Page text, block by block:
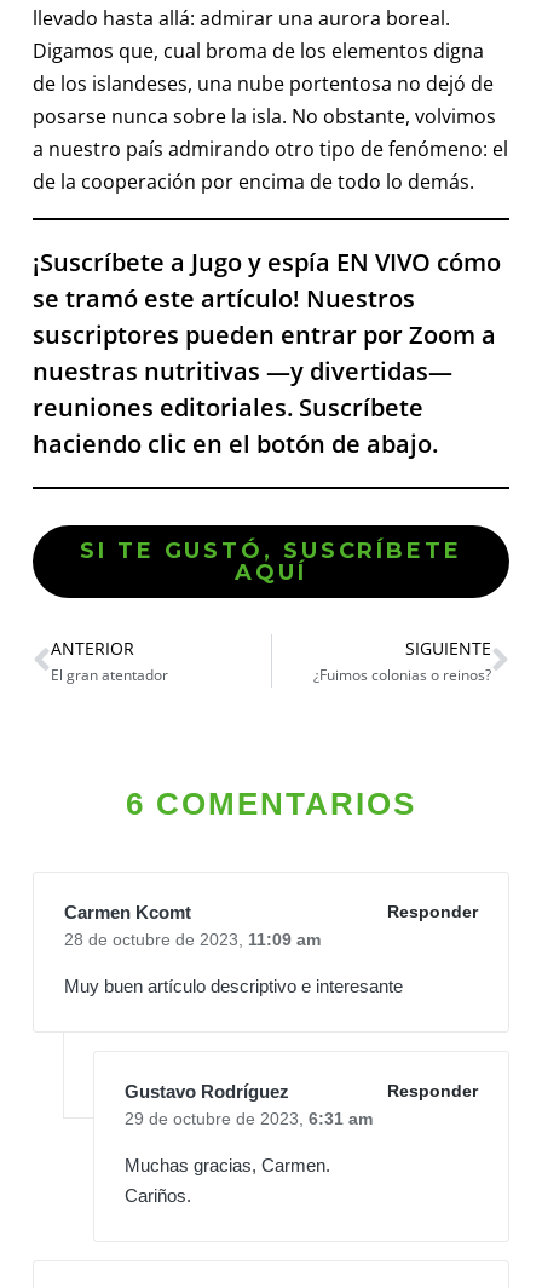
llevado hasta allá: admirar una aurora boreal.
Digamos que, cual broma de los elementos digna
de los islandeses, una nube portentosa no dejó de
posarse nunca sobre la isla. No obstante, volvimos
a nuestro país admirando otro tipo de fenómeno: el
de la cooperación por encima de todo lo demás.
¡Suscríbete a Jugo y espía EN VIVO cómo
se tramó este artículo! Nuestros
suscriptores pueden entrar por Zoom a
nuestras nutritivas —y divertidas—
reuniones editoriales. Suscríbete
haciendo clic en el botón de abajo.
SI TE GUSTÓ, SUSCRÍBETE
AQUÍ
ANTERIOR
El gran atentador
SIGUIENTE
¿Fuimos colonias o reinos?
6 COMENTARIOS
Carmen Kcomt
Responder
28 de octubre de 2023, 11:09 am
Muy buen artículo descriptivo e interesante
Gustavo Rodríguez
Responder
29 de octubre de 2023, 6:31 am
Muchas gracias, Carmen.
Cariños.